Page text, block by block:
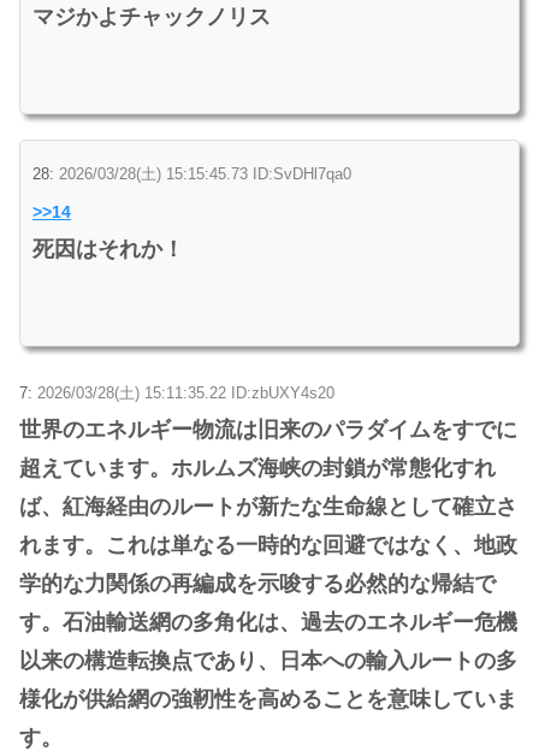
マジかよチャックノリス
28: 2026/03/28(土) 15:15:45.73 ID:SvDHl7qa0
>>14
死因はそれか！
7: 2026/03/28(土) 15:11:35.22 ID:zbUXY4s20
世界のエネルギー物流は旧来のパラダイムをすでに
超えています。ホルムズ海峡の封鎖が常態化すれ
ば、紅海経由のルートが新たな生命線として確立さ
れます。これは単なる一時的な回避ではなく、地政
学的な力関係の再編成を示唆する必然的な帰結で
す。石油輸送網の多角化は、過去のエネルギー危機
以来の構造転換点であり、日本への輸入ルートの多
様化が供給網の強靭性を高めることを意味していま
す。